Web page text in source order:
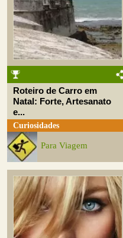
Roteiro de Carro em
Natal: Forte, Artesanato
e...
Curiosidades
Para Viagem